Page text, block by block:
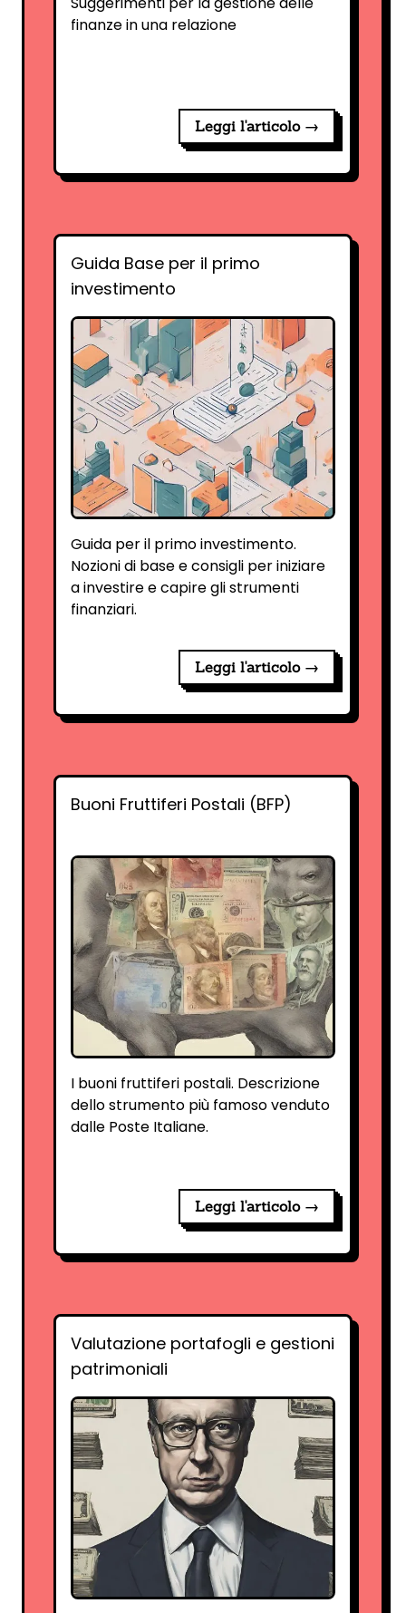
finanze in una relazione
Leggi l'articolo →
Guida Base per il primo
investimento
Guida per il primo investimento.
Nozioni di base e consigli per iniziare
a investire e capire gli strumenti
finanziari.
Leggi l'articolo →
Buoni Fruttiferi Postali (BFP)
I buoni fruttiferi postali. Descrizione
dello strumento più famoso venduto
dalle Poste Italiane.
Leggi l'articolo →
Valutazione portafogli e gestioni
patrimoniali